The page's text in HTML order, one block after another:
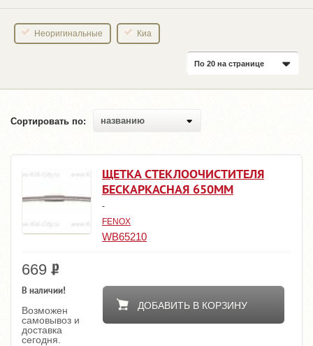
Неоригинальные Киа
По 20 на странице
Сортировать по: названию
ЩЕТКА СТЕКЛООЧИСТИТЕЛЯ
БЕСКАРКАСНАЯ 650ММ
-
FENOX
WB65210
669
ДОБАВИТЬ В КОРЗИНУ
В наличии!
Возможен
самовывоз и
доставка
сегодня.